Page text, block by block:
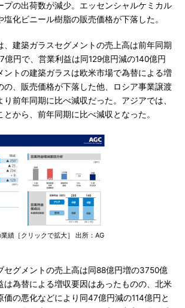
プの出荷数が減少。エッセンシャルケミカル
塩化ビニール樹脂の販売価格が下落した。
建築ガラスセグメントの売上高は前年同期
億円で、営業利益は同129億円減の140億円
ントの建築ガラスは欧米市場で為替による増
の、販売価格が下落した他、ロシア事業譲渡
前年同期に比べ減収だった。アジアでは、
から、前年同期に比べ減収となった。
績［クリックで拡大］ 出所：AG
グメントの売上高は同88億円増の3750億
は為替による増収要因はあったものの、北米
価の悪化などにより同47億円減の114億円と